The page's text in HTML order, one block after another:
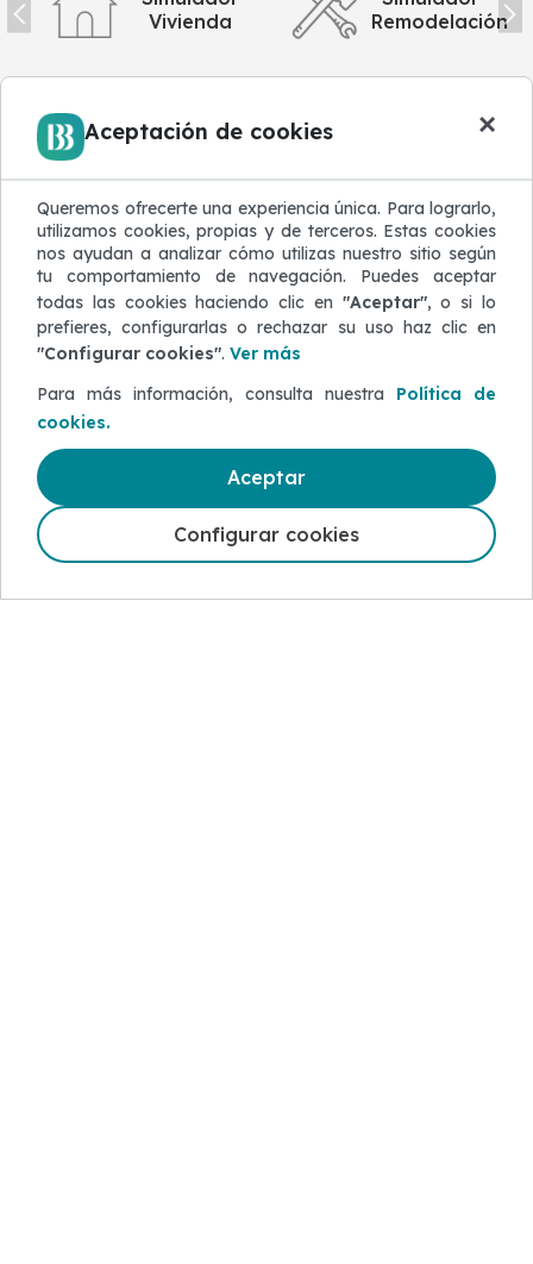
Aceptación de cookies ×
Queremos ofrecerte una experiencia única. Para lograrlo,
utilizamos cookies, propias y de terceros. Estas cookies
nos ayudan a analizar cómo utilizas nuestro sitio según
tu comportamiento de navegación. Puedes aceptar
todas las cookies haciendo clic en "Aceptar", o si lo
prefieres, configurarlas o rechazar su uso haz clic en
"Configurar cookies". Ver más
Para más información, consulta nuestra Política de
cookies.
Configurar cookies
Aceptar
Vivienda
Remodelación
5-50 50 50
Desde el exterior: (+593) 4 5-50 50 50